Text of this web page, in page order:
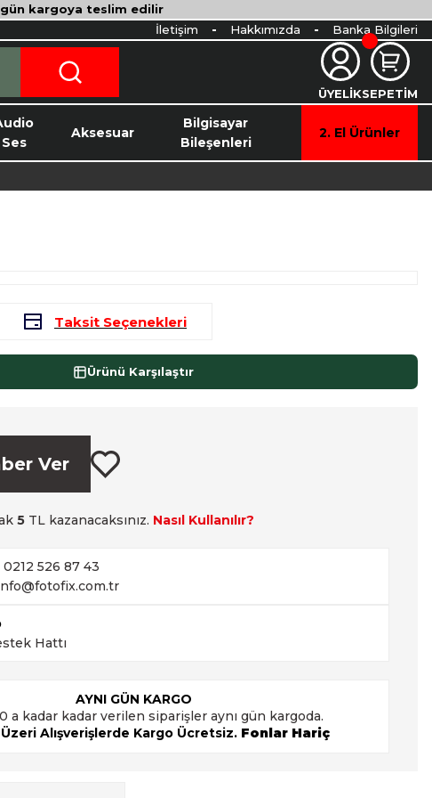
gün kargoya teslim edilir
İletişim Hakkımızda Banka Bilgileri
ÜYELİKSEPETİM
Ses
Aksesuar
Bilgisayar
Bileşenleri
2. El Ürünler
Taksit Seçenekleri
Ürünü Karşılaştır
Ver
5 TL kazanacaksınız. Nasıl Kullanılır?
0212 526 87 43
Hattı
AYNI GÜN KARGO
a kadar kadar verilen siparişler aynı gün kargoda.
Alışverişlerde Kargo Ücretsiz. Fonlar Hariç